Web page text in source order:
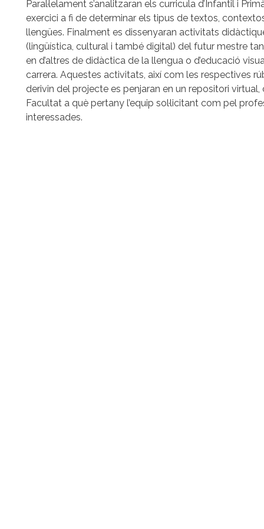
Paral·lelament s’analitzaran els curricula d’Infantil i
exercici a fi de determinar els tipus de textos,
llengües. Finalment es dissenyaran activitats
(lingüística, cultural i també digital) del futur mestre
en d’altres de didàctica de la llengua o d’educació
carrera. Aquestes activitats, així com les respectives
derivin del projecte es penjaran en un repositori
Facultat a què pertany l’equip sol·licitant com pel
interessades.